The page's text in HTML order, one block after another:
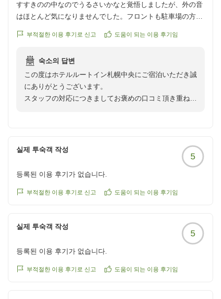
すすきのの中なのでうるさいかなと覚悟しましたが、外の音
はほとんど気になりませんでした。フロントも駐車場の方も
キハキした対応がとても良く朝から気分が良かったです。
ったです。
また、違う場所でも泊りたいな
と思いました。
クチコミの詳細はこちらから
부적절한 이용 후기로 신고 도움이 되는 이용 후기임
숙소의 답변
この度はホテルルートイン札幌中央にご宿泊いただき誠
にありがとうございます。
スタッフの対応につきましてお褒めの口コミ頂き重ねて
接客サービス向上に努めて参ります。
当館は1Fにローソンが併設しておりますので、便利か
10：00までご利用いただけます。
실제 투숙객 작성
5
등록된 이용 후기가 없습니다.
부적절한 이용 후기로 신고 도움이 되는 이용 후기임
실제 투숙객 작성
5
등록된 이용 후기가 없습니다.
부적절한 이용 후기로 신고 도움이 되는 이용 후기임